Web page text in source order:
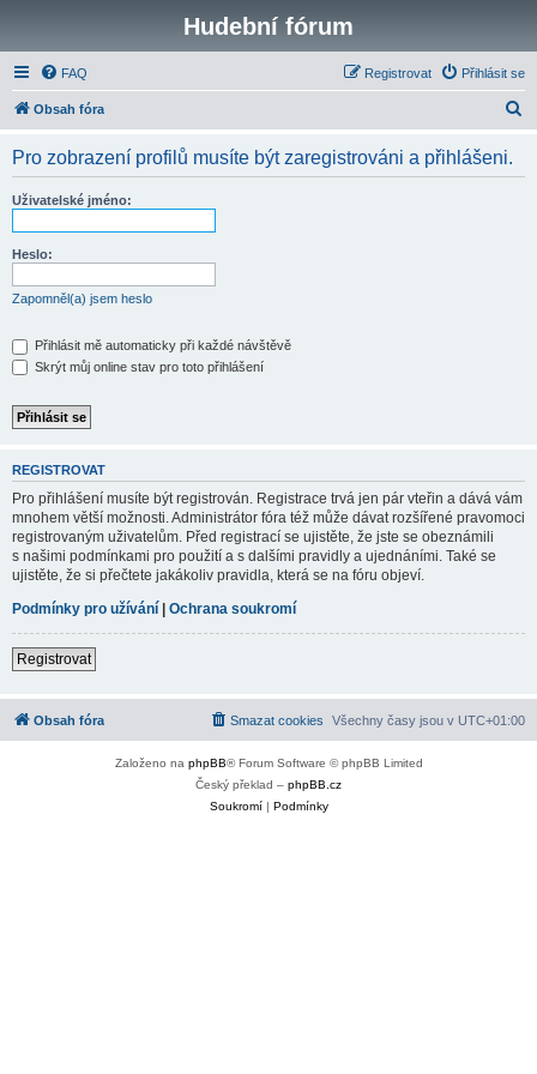
Hudební fórum
FAQ Přihlásit se
Registrovat
Obsah fóra
Pro zobrazení profilů musíte být zaregistrováni a přihlášeni.
Uživatelské jméno:
Heslo:
Zapomněl(a) jsem heslo
Přihlásit mě automaticky při každé návštěvě
Skrýt můj online stav pro toto přihlášení
REGISTROVAT
Pro přihlášení musíte být registrován. Registrace trvá jen pár vteřin a dává vám
mnohem větší možnosti. Administrátor fóra též může dávat rozšířené pravomoci
registrovaným uživatelům. Před registrací se ujistěte, že jste se obeznámili
s našimi podmínkami pro použití a s dalšími pravidly a ujednáními. Také se
ujistěte, že si přečtete jakákoliv pravidla, která se na fóru objeví.
Podmínky pro užívání | Ochrana soukromí
Registrovat
Obsah fóra Všechny časy jsou v UTC+01:00
Smazat cookies
Založeno na phpBB® Forum Software © phpBB Limited
Český překlad – phpBB.cz
Soukromí| Podmínky